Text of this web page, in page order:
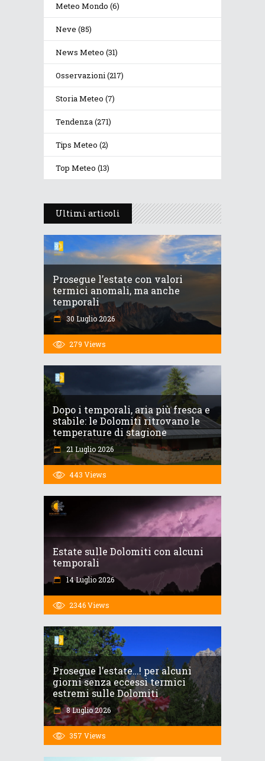
Meteo Mondo (6)
Neve (85)
News Meteo (31)
Osservazioni(217)
Storia Meteo (7)
Tendenza(271)
Tips Meteo (2)
Top Meteo (13)
Ultimi articoli
Prosegue l’estate con valori
termici anomali, ma anche
temporali
30 Luglio 2026
279 Views
Dopo i temporali, aria più fresca e
stabile: le Dolomiti ritrovano le
temperature di stagione
21 Luglio 2026
443 Views
Estate sulle Dolomiti con alcuni
temporali
14 Luglio 2026
2346Views
Prosegue l’estate…! per alcuni
giorni senza eccessi termici
estremi sulle Dolomiti
8 Luglio 2026
357 Views